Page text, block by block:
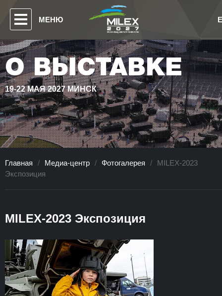
МЕНЮ
О ВЫСТАВКЕ
19-22 МАЯ 2027 МИНСК
Главная / Медиа-центр / Фотогалерея /
MILEX-2023
Экспозиция
MILEX-2023 Экспозиция